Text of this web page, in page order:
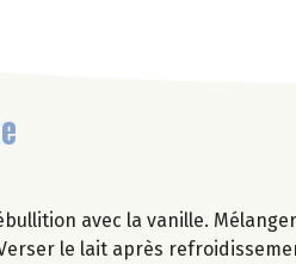
avec la vanille.
le lait après